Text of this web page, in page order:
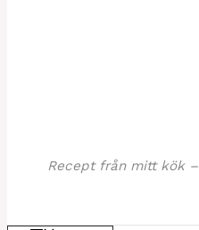
Recept från mitt kök